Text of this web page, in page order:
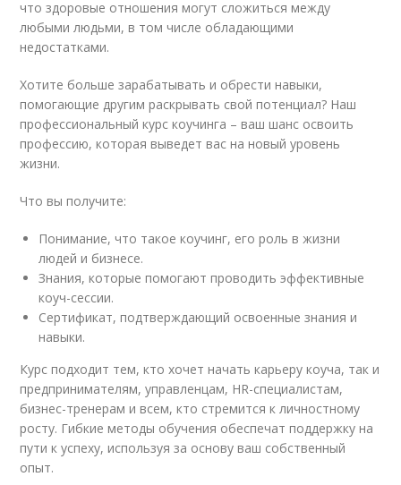
что здоровые отношения могут сложиться между
любыми людьми, в том числе обладающими
недостатками.
Хотите больше зарабатывать и обрести навыки,
помогающие другим раскрывать свой потенциал? Наш
профессиональный курс коучинга – ваш шанс освоить
профессию, которая выведет вас на новый уровень
жизни.
Что вы получите:
Понимание, что такое коучинг, его роль в жизни
людей и бизнесе.
Знания, которые помогают проводить эффективные
коуч-сессии.
Сертификат, подтверждающий освоенные знания и
навыки.
Курс подходит тем, кто хочет начать карьеру коуча, так и
предпринимателям, управленцам, HR-специалистам,
бизнес-тренерам и всем, кто стремится к личностному
росту. Гибкие методы обучения обеспечат поддержку на
пути к успеху, используя за основу ваш собственный
опыт.